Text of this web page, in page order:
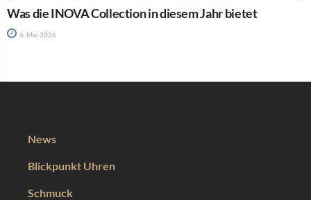
Was die INOVA Collection in diesem Jahr bietet
6. Mai 2026
News
Blickpunkt Uhren
Schmuck